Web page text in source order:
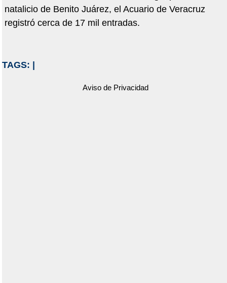
natalicio de Benito Juárez, el Acuario de Veracruz
registró cerca de 17 mil entradas.
TAGS:
Aviso de Privacidad